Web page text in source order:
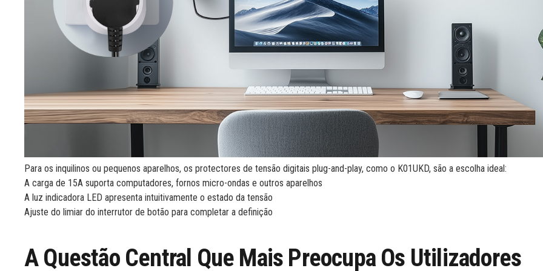
Para os inquilinos ou pequenos aparelhos, os protectores de tensão digitais plug-and-play, como o K01UKD, são a escolha ideal:
A carga de 15A suporta computadores, fornos micro-ondas e outros aparelhos
A luz indicadora LED apresenta intuitivamente o estado da tensão
Ajuste do limiar do interrutor de botão para completar a definição
A Questão Central Que Mais Preocupa Os Utilizadores